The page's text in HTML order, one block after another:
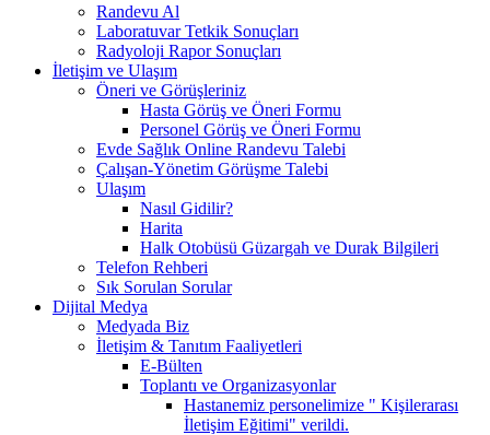
Randevu Al
Laboratuvar Tetkik Sonuçları
Radyoloji Rapor Sonuçları
İletişim ve Ulaşım
Öneri ve Görüşleriniz
Hasta Görüş ve Öneri Formu
Personel Görüş ve Öneri Formu
Evde Sağlık Online Randevu Talebi
Çalışan-Yönetim Görüşme Talebi
Ulaşım
Nasıl Gidilir?
Harita
Halk Otobüsü Güzargah ve Durak Bilgileri
Telefon Rehberi
Sık Sorulan Sorular
Dijital Medya
Medyada Biz
İletişim & Tanıtım Faaliyetleri
E-Bülten
Toplantı ve Organizasyonlar
Hastanemiz personelimize " Kişilerarası
İletişim Eğitimi" verildi.